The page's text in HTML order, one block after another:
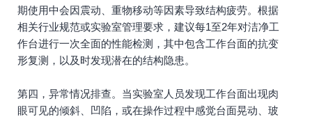
期使用中会因震动、重物移动等因素导致结构疲劳。根据
相关行业规范或实验室管理要求，建议每1至2年对洁净工
作台进行一次全面的性能检测，其中包含工作台面的抗变
形复测，以及时发现潜在的结构隐患。
第四，异常情况排查。当实验室人员发现工作台面出现肉
眼可见的倾斜、凹陷，或在操作过程中感觉台面晃动、玻